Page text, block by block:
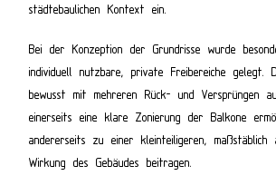
städtebaulichen Kontext ein.
Bei der Konzeption der Grundrisse wurde
individuell nutzbare, private Freibereiche gelegt.
bewusst mit mehreren Rück- und Versprüngen
einerseits eine klare Zonierung der Balkone
andererseits zu einer kleinteiligeren, maßstäblich
Wirkung des Gebäudes beitragen.